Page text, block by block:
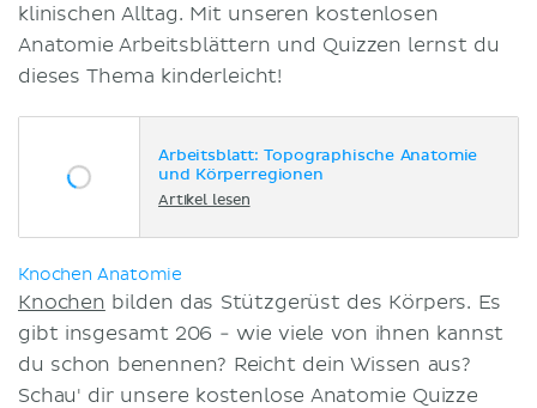
klinischen Alltag. Mit unseren kostenlosen
Anatomie Arbeitsblättern und Quizzen lernst du
dieses Thema kinderleicht!
Arbeitsblatt: Topographische Anatomie
und Körperregionen
Artikel lesen
Knochen Anatomie
Knochen bilden das Stützgerüst des Körpers. Es
gibt insgesamt 206 - wie viele von ihnen kannst
du schon benennen? Reicht dein Wissen aus?
Schau' dir unsere kostenlose Anatomie Quizze